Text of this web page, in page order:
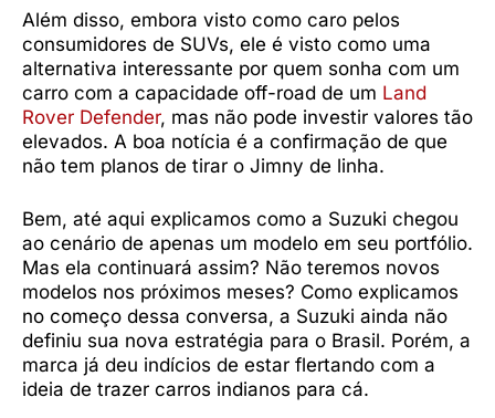
Além disso, embora visto como caro pelos
consumidores de SUVs, ele é visto como uma
alternativa interessante por quem sonha com um
carro com a capacidade off-road de um Land
Rover Defender, mas não pode investir valores tão
elevados. A boa notícia é a confirmação de que
não tem planos de tirar o Jimny de linha.
Bem, até aqui explicamos como a Suzuki chegou
ao cenário de apenas um modelo em seu portfólio.
Mas ela continuará assim? Não teremos novos
modelos nos próximos meses? Como explicamos
no começo dessa conversa, a Suzuki ainda não
definiu sua nova estratégia para o Brasil. Porém, a
marca já deu indícios de estar flertando com a
ideia de trazer carros indianos para cá.